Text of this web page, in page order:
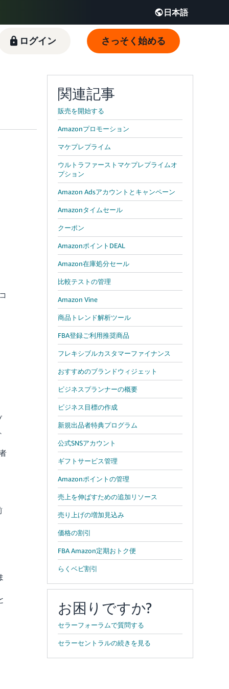
日本語
JP English - JP
ログイン さっそく始める
関連記事
販売を開始する
Amazonプロモーション
マケプレプライム
ウルトラファーストマケプレプライムオ
プション
Amazon Adsアカウントとキャンペーン
Amazonタイムセール
クーポン
AmazonポイントDEAL
Amazon在庫処分セール
比較テストの管理
Amazon Vine
商品トレンド解析ツール
FBA登録ご利用推奨商品
フレキシブルカスタマーファイナンス
おすすめのブランドウィジェット
ビジネスプランナーの概要
ビジネス目標の作成
新規出品者特典プログラム
公式SNSアカウント
ギフトサービス管理
Amazonポイントの管理
売上を伸ばすための追加リソース
売り上げの増加見込み
価格の割引
FBA Amazon定期おトク便
らくベビ割引
お困りですか?
セラーフォーラムで質問する
セラーセントラルの続きを見る